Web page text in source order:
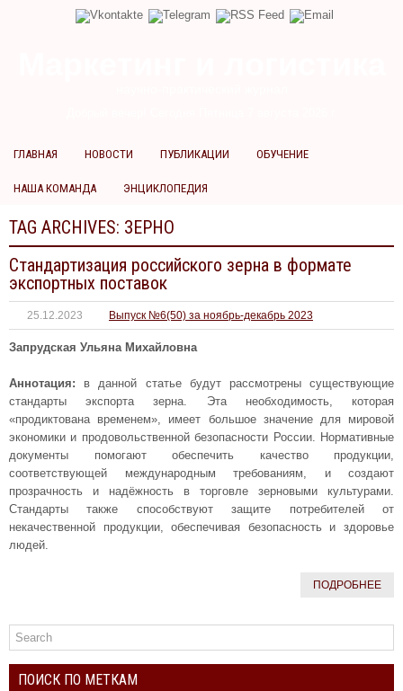
ГЛАВНАЯ НОВОСТИ ПУБЛИКАЦИИ ОБУЧЕНИЕ
НАША КОМАНДА ЭНЦИКЛОПЕДИЯ
TAG ARCHIVES: ЗЕРНО
Стандартизация российского зерна в формате
экспортных поставок
25.12.2023 Выпуск №6(50) за ноябрь-декабрь 2023
Запрудская Ульяна Михайловна
Аннотация: в данной статье будут рассмотрены существующие
стандарты экспорта зерна. Эта необходимость, которая
«продиктована временем», имеет большое значение для мировой
экономики и продовольственной безопасности России. Нормативные
документы помогают обеспечить качество продукции,
соответствующей международным требованиям, и создают
прозрачность и надёжность в торговле зерновыми культурами.
Стандарты также способствуют защите потребителей от
некачественной продукции, обеспечивая безопасность и здоровье
людей.
ПОДРОБНЕЕ
ПОИСК ПО МЕТКАМ